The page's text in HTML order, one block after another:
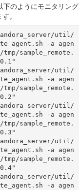
下のようにモニタリング
。
util/
-a agen
sample_remote.
util/
-a agen
sample_remote.
util/
-a agen
sample_remote.
util/
-a agen
sample_remote.
util/
-a agen